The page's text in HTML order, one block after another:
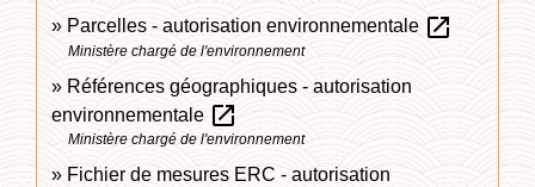
Parcelles - autorisation environnementale open_in_new
Ministère chargé de l'environnement
Références géographiques - autorisation
environnementale open_in_new
Ministère chargé de l'environnement
Fichier de mesures ERC - autorisation